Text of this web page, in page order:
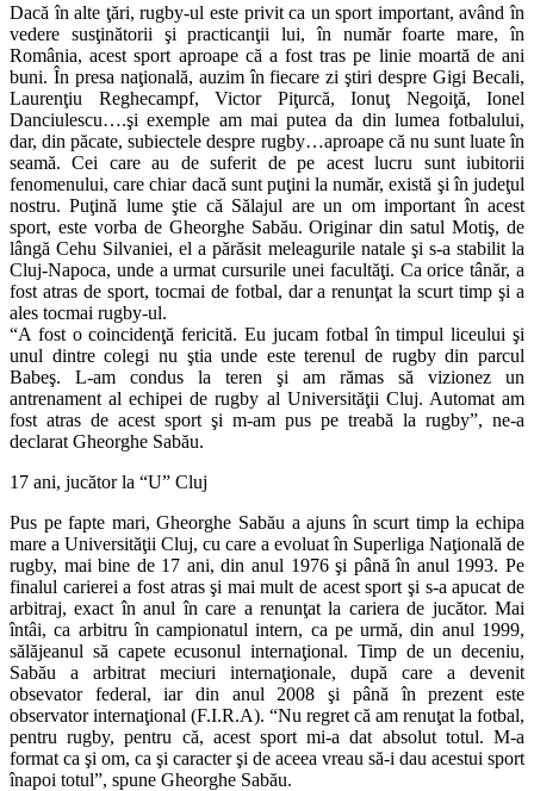
Dacă în alte ţări, rugby-ul este privit ca un sport important, având în
vedere susţinătorii şi practicanţii lui, în număr foarte mare, în
România, acest sport aproape că a fost tras pe linie moartă de ani
buni. În presa naţională, auzim în fiecare zi ştiri despre Gigi Becali,
Laurenţiu Reghecampf, Victor Piţurcă, Ionuţ Negoiţă, Ionel
Danciulescu….şi exemple am mai putea da din lumea fotbalului,
dar, din păcate, subiectele despre rugby…aproape că nu sunt luate în
seamă. Cei care au de suferit de pe acest lucru sunt iubitorii
fenomenului, care chiar dacă sunt puţini la număr, există şi în judeţul
nostru. Puţină lume ştie că Sălajul are un om important în acest
sport, este vorba de Gheorghe Sabău. Originar din satul Motiş, de
lângă Cehu Silvaniei, el a părăsit meleagurile natale şi s-a stabilit la
Cluj-Napoca, unde a urmat cursurile unei facultăţi. Ca orice tânăr, a
fost atras de sport, tocmai de fotbal, dar a renunţat la scurt timp şi a
ales tocmai rugby-ul.
“A fost o coincidenţă fericită. Eu jucam fotbal în timpul liceului şi
unul dintre colegi nu ştia unde este terenul de rugby din parcul
Babeş. L-am condus la teren şi am rămas să vizionez un
antrenament al echipei de rugby al Universităţii Cluj. Automat am
fost atras de acest sport şi m-am pus pe treabă la rugby”, ne-a
declarat Gheorghe Sabău.
17 ani, jucător la “U” Cluj
Pus pe fapte mari, Gheorghe Sabău a ajuns în scurt timp la echipa
mare a Universităţii Cluj, cu care a evoluat în Superliga Naţională de
rugby, mai bine de 17 ani, din anul 1976 şi până în anul 1993. Pe
finalul carierei a fost atras şi mai mult de acest sport şi s-a apucat de
arbitraj, exact în anul în care a renunţat la cariera de jucător. Mai
întâi, ca arbitru în campionatul intern, ca pe urmă, din anul 1999,
sălăjeanul să capete ecusonul internaţional. Timp de un deceniu,
Sabău a arbitrat meciuri internaţionale, după care a devenit
obsevator federal, iar din anul 2008 şi până în prezent este
observator internaţional (F.I.R.A). “Nu regret că am renuţat la fotbal,
pentru rugby, pentru că, acest sport mi-a dat absolut totul. M-a
format ca şi om, ca şi caracter şi de aceea vreau să-i dau acestui sport
înapoi totul”, spune Gheorghe Sabău.